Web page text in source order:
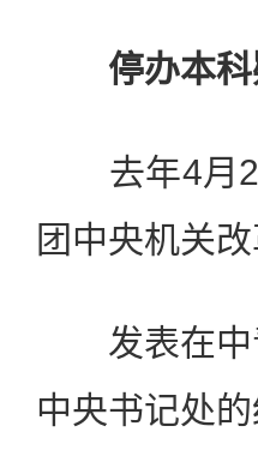
停办本
去年4月21
团中央机关改
发表在中
中央书记处